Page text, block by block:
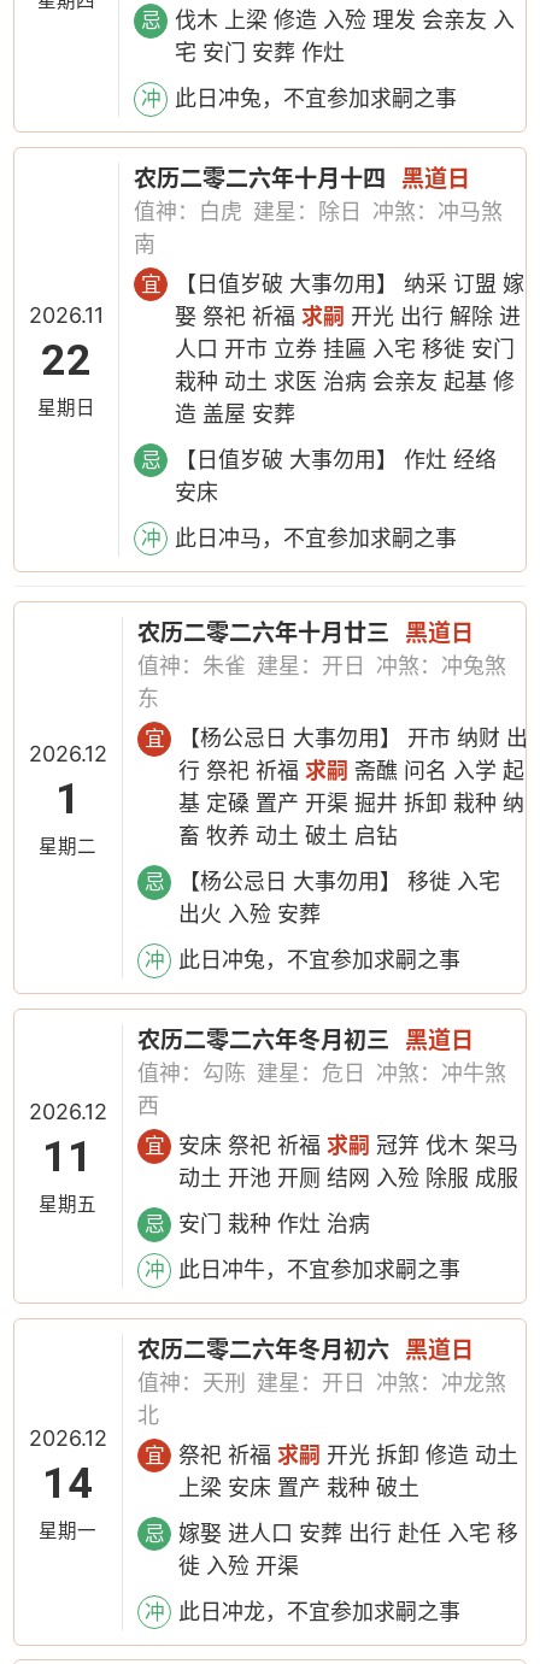
忌
伐木 上梁 修造 入殓 理发 会亲友 入
宅 安门 安葬 作灶
冲 此日冲兔，不宜参加求嗣之事
2026.11
22
星期日
农历二零二六年十月十四 黑道日
值神：白虎 建星：除日
冲煞：冲马煞
南
宜
【日值岁破 大事勿用】 纳采 订盟 嫁
娶 祭祀 祈福求嗣 开光 出行 解除 进
人口 开市 立券 挂匾 入宅 移徙 安门
栽种 动土 求医 治病 会亲友 起基 修
造 盖屋 安葬
忌
【日值岁破 大事勿用】 作灶 经络
安床
冲 此日冲马，不宜参加求嗣之事
2026.12
1
星期二
农历二零二六年十月廿三 黑道日
值神：朱雀 建星：开日
冲煞：冲兔煞
东
宜
【杨公忌日 大事勿用】 开市 纳财 出
行 祭祀 祈福求嗣 斋醮 问名 入学 起
基 定磉 置产 开渠 掘井 拆卸 栽种 纳
畜 牧养 动土 破土 启钻
忌
【杨公忌日 大事勿用】 移徙 入宅
出火 入殓 安葬
冲 此日冲兔，不宜参加求嗣之事
2026.12
11
星期五
农历二零二六年冬月初三 黑道日
值神：勾陈 建星：危日
冲煞：冲牛煞
西
宜 安床 祭祀 祈福求嗣 冠笄 伐木 架马
动土 开池 开厕 结网 入殓 除服 成服
忌 安门 栽种 作灶 治病
冲 此日冲牛，不宜参加求嗣之事
2026.12
14
星期一
农历二零二六年冬月初六 黑道日
值神：天刑 建星：开日
冲煞：冲龙煞
北
宜 祭祀 祈福求嗣 开光 拆卸 修造 动土
上梁 安床 置产 栽种 破土
忌
嫁娶 进人口 安葬 出行 赴任 入宅 移
徙 入殓 开渠
冲 此日冲龙，不宜参加求嗣之事